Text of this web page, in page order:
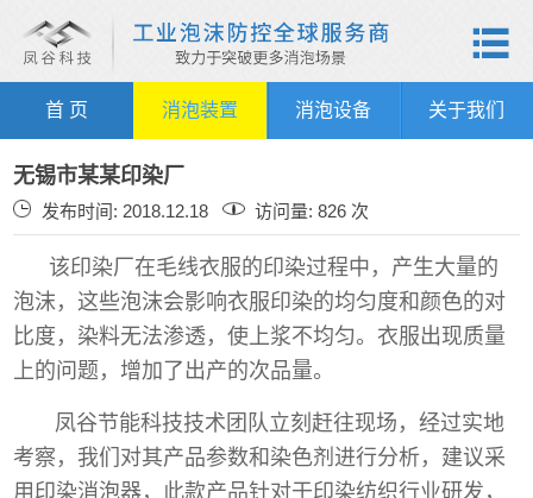

首 页 消泡装置 消泡设备 关于我们
无锡市某某印染厂
发布时间: 2018.12.18 访问量: 826 次
该印染厂在毛线衣服的印染过程中，产生大量的
泡沫，这些泡沫会影响衣服印染的均匀度和颜色的对
比度，染料无法渗透，使上浆不均匀。衣服出现质量
上的问题，增加了出产的次品量。
凤谷节能科技技术团队立刻赶往现场，经过实地
考察，我们对其产品参数和染色剂进行分析，建议采
用印染消泡器，此款产品针对于印染纺织行业研发，